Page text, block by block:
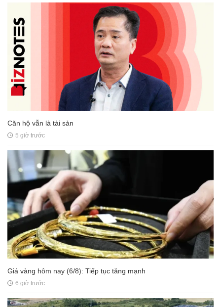
Căn hộ vẫn là tài sản
5 giờ trước
Giá vàng hôm nay (6/8): Tiếp tục tăng mạnh
6 giờ trước